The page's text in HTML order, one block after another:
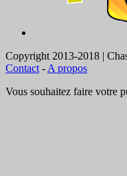
Copyright 2013-2018 |
Contact - A propos
Vous souhaitez faire votre